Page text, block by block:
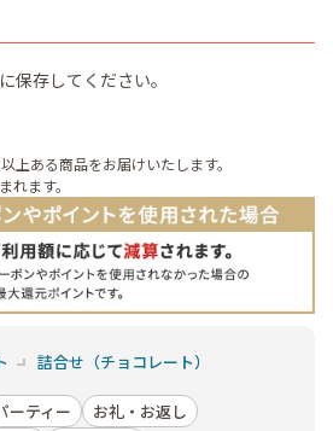
存してください。
ある商品をお届けいたします。
ます。
詰合せ（チョコレート）
ーティー
お礼・お返し